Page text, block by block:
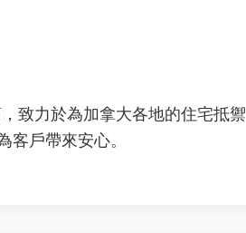
致力於為加拿大各地的住宅抵禦
客戶帶來安心。